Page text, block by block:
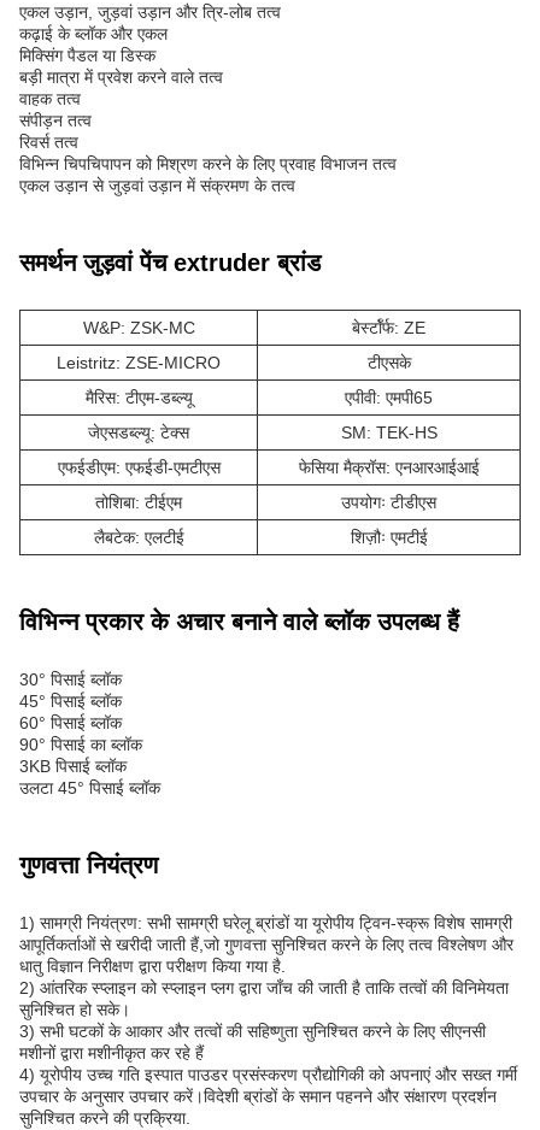
एकल उड़ान, जुड़वां उड़ान और त्रि-लोब तत्व
कढ़ाई के ब्लॉक और एकल
मिक्सिंग पैडल या डिस्क
बड़ी मात्रा में प्रवेश करने वाले तत्व
वाहक तत्व
संपीड़न तत्व
रिवर्स तत्व
विभिन्न चिपचिपापन को मिश्रण करने के लिए प्रवाह विभाजन तत्व
एकल उड़ान से जुड़वां उड़ान में संक्रमण के तत्व
समर्थन जुड़वां पेंच extruder ब्रांड
W&P: ZSK-MC
बेर्स्टॉर्फ: ZE
Leistritz: ZSE-MICRO
टीएसके
मैरिस: टीएम-डब्ल्यू
एपीवी: एमपी65
जेएसडब्ल्यू: टेक्स
SM: TEK-HS
एफईडीएम: एफईडी-एमटीएस
फेसिया मैक्रॉस: एनआरआईआई
तोशिबा: टीईएम
उपयोगः टीडीएस
लैबटेक: एलटीई
शिज़ौः एमटीई
विभिन्न प्रकार के अचार बनाने वाले ब्लॉक उपलब्ध हैं
30° पिसाई ब्लॉक
45° पिसाई ब्लॉक
60° पिसाई ब्लॉक
90° पिसाई का ब्लॉक
3KB पिसाई ब्लॉक
उलटा 45° पिसाई ब्लॉक
गुणवत्ता नियंत्रण
1) सामग्री नियंत्रण: सभी सामग्री घरेलू ब्रांडों या यूरोपीय ट्विन-स्क्रू विशेष सामग्री
आपूर्तिकर्ताओं से खरीदी जाती हैं,जो गुणवत्ता सुनिश्चित करने के लिए तत्व विश्लेषण और
धातु विज्ञान निरीक्षण द्वारा परीक्षण किया गया है.
2) आंतरिक स्प्लाइन को स्प्लाइन प्लग द्वारा जाँच की जाती है ताकि तत्वों की विनिमेयता
सुनिश्चित हो सके।
3) सभी घटकों के आकार और तत्वों की सहिष्णुता सुनिश्चित करने के लिए सीएनसी
मशीनों द्वारा मशीनीकृत कर रहे हैं
4) यूरोपीय उच्च गति इस्पात पाउडर प्रसंस्करण प्रौद्योगिकी को अपनाएं और सख्त गर्मी
उपचार के अनुसार उपचार करें।विदेशी ब्रांडों के समान पहनने और संक्षारण प्रदर्शन
सुनिश्चित करने की प्रक्रिया.